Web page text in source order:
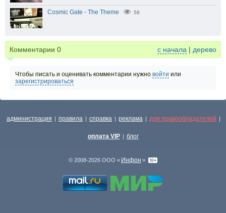
Cosmic Gate - The Theme 58
Комментарии 0 с начала | дерево
Чтобы писать и оценивать комментарии нужно войти или
зарегистрироваться
администрация | правила | справка | реклама | для правообладателей |
оплата VIP | блог
© 2008-2026 ООО « Инфон »